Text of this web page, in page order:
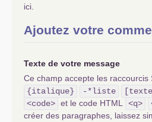
ici.
Ajoutez votre
Texte de votre message
Ce champ accepte les raccourcis
{italique}
-*liste
<code> et le code HTML <q>
créer des paragraphes, laissez